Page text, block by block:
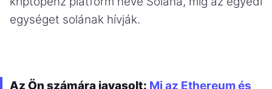
egységet solának hívják.
Az Ön számára javasolt: Mi az Ethereum és